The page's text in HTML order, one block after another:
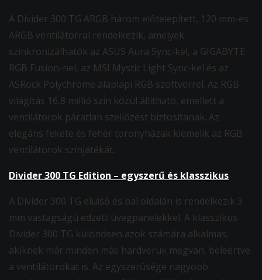
A Divider 300 TG ARGB három előtelepített, 120 mm-es
ARGB ventilátorral rendelkezik, amelyek
szinkronizálhatók az ASUS Aura Sync-kel, a GIGABYTE
RGB Fusion-nel, az MSI Mystic Light Sync-kel és az
ASRock Polychrome alaplapi RGB szoftverrel. Az RGB
világítás 16,8 millió szín közül állítható, emellett a
ventilátorok páratlan szellőzést biztosítanak. Az
elegáns fekete és fehér toronyházak kiemelik az RGB
ventilátorok színjátékát.
Divider 300 TG Edition – egyszerű és klasszikus
A Divider 300 TG elülső és bal oldalán is rendelkezik 3
mm vastagságú edzett üvegpanelekkel. A klasszikus
Divider 300 TG különösen azok számára alkalmas,
akiknek már minden más hardverük megvan, beleértve
a ventilátorokat is. Az egyszerűsége nagyobb